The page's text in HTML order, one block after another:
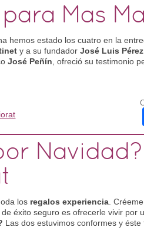
Mas
hemos estado los cuatro en la
y a su fundador José Luis Pérez
José Peñín , ofreció su testimonio
los regalos experiencia.
éxito seguro es ofrecerle vivir por
Las dos estuvimos conformes y éste